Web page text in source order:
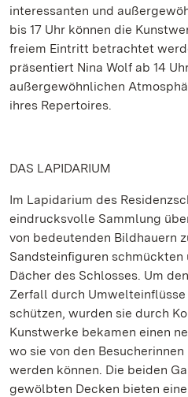
interessanten und
bis 17 Uhr können die
freiem Eintritt betrachtet
präsentiert Nina Wolf ab 14
außergewöhnlichen
ihres Repertoires.
DAS LAPIDARIUM
Im Lapidarium des
eindrucksvolle Sammlung
von bedeutenden Bildhauern
Sandsteinfiguren schmückten
Dächer des Schlosses. Um
Zerfall durch
schützen, wurden sie durch
Kunstwerke bekamen einen
wo sie von den
werden können. Die beiden
gewölbten Decken bieten